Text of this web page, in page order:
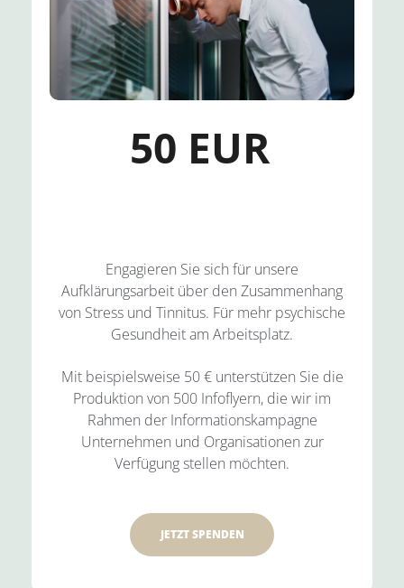
50 EUR
Engagieren Sie sich für unsere
Aufklärungsarbeit über den Zusammenhang
von Stress und Tinnitus. Für mehr psychische
Gesundheit am Arbeitsplatz.
Mit beispielsweise 50 € unterstützen Sie die
Produktion von 500 Infoflyern, die wir im
Rahmen der Informationskampagne
Unternehmen und Organisationen zur
Verfügung stellen möchten.
JETZT SPENDEN